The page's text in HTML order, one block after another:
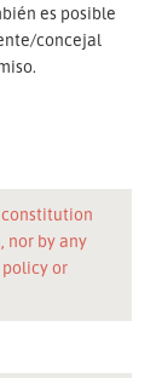
es posible
concejal
nor by any
or